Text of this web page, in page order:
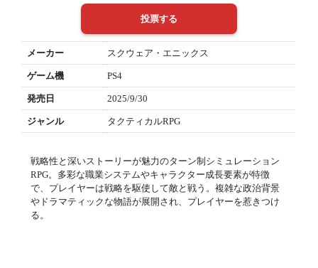
メーカー スクウェア・エニックス
ゲーム機 PS4
発売日 2025/9/30
ジャンル タクティカルRPG
戦略性と深いストーリーが魅力のターン制シミュレーション
RPG。多彩な職業システムやキャラクター成長要素が特徴
で、プレイヤーは戦略を駆使して敵と戦う。複雑な政治背景
やドラマティックな物語が展開され、プレイヤーを惹きつけ
る。